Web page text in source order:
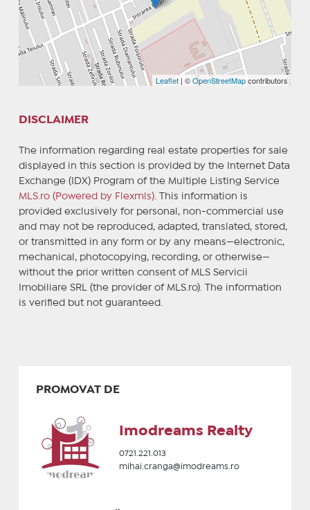
Leaflet | ©OpenStreetMapcontributors
DISCLAIMER
The information regarding real estate properties for sale
displayed in this section is provided by the Internet Data
Exchange (IDX) Program of the Multiple Listing Service
MLS.ro (Powered by Flexmls). This information is
provided exclusively for personal, non-commercial use
and may not be reproduced, adapted, translated, stored,
or transmitted in any form or by any means—electronic,
mechanical, photocopying, recording, or otherwise—
without the prior written consent of MLS Servicii
Imobiliare SRL (the provider of MLS.ro). The information
is verified but not guaranteed.
PROMOVAT DE
Imodreams Realty
0721.221.013
mihai.cranga@imodreams.ro